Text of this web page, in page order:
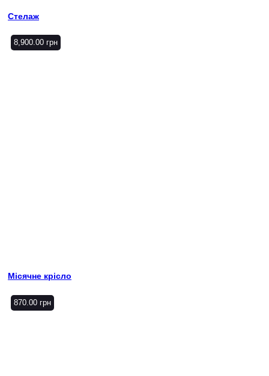
Стелаж
8,900.00 грн
Місячне крісло
870.00 грн